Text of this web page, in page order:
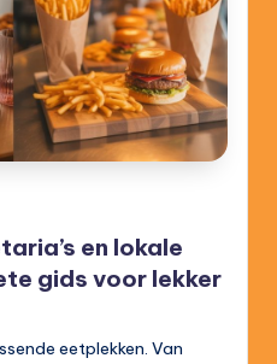
en lokale
gids voor lekker
eetplekken. Van